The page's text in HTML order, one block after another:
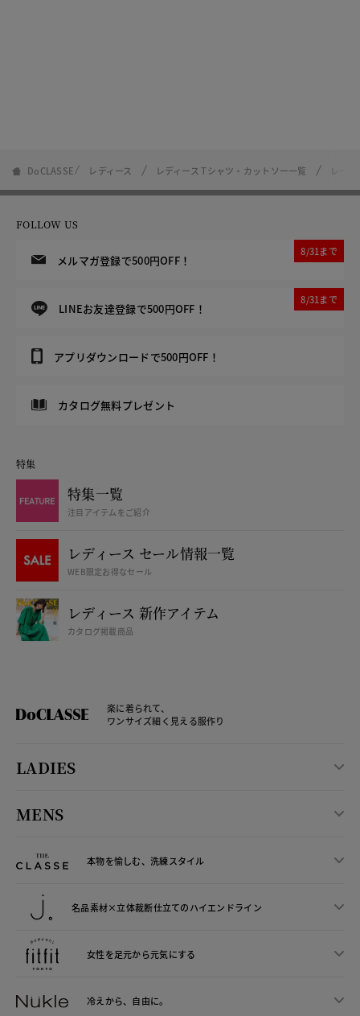
DoCLASSE レディース レディース Tシャツ・カットソー一覧
FOLLOW US
メルマガ登録で500円OFF！
8/31まで
LINEお友達登録で500円OFF！
8/31まで
アプリダウンロードで500円OFF！
カタログ無料プレゼント
特集
特集一覧
注目アイテムをご紹介
レディース セール情報一覧
WEB限定お得なセール
レディース 新作アイテム
カタログ掲載商品
楽に着られて、
ワンサイズ細く見える服作り
LADIES
MENS
本物を愉しむ、洗練スタイル
名品素材×立体裁断仕立てのハイエンドライン
女性を足元から元気にする
冷えから、 自由に。